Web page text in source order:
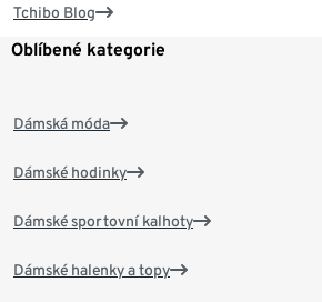
Tchibo Blog
Oblíbené kategorie
Dámská móda
Dámské hodinky
Dámské sportovní kalhoty
Dámské halenky a topy